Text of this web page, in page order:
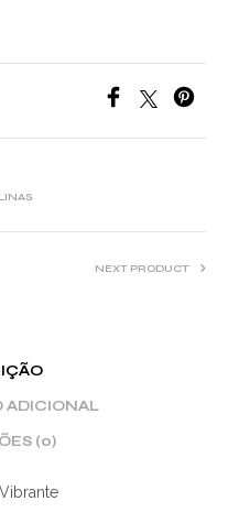
NEXT PRODUCT
ADICIONAL
(0)